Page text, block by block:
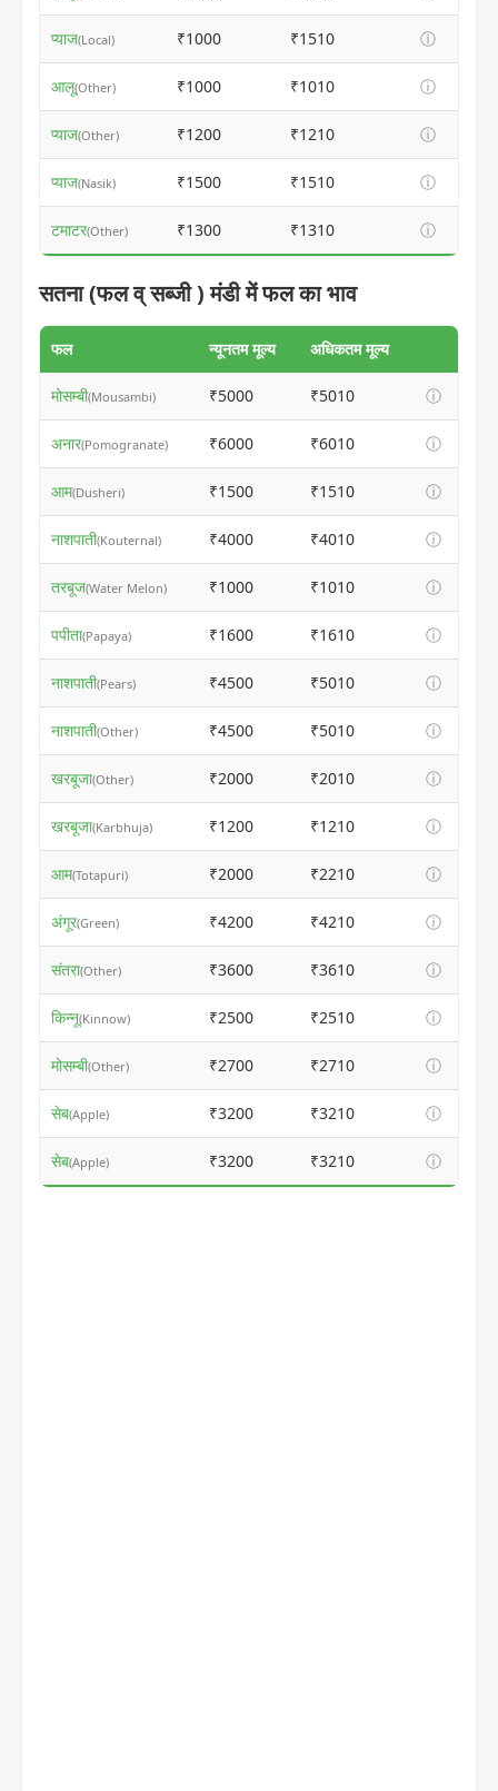
प्याज(Local) ₹1000 ₹1510 ⓘ
आलू(Other) ₹1000 ₹1010 ⓘ
प्याज(Other) ₹1200 ₹1210 ⓘ
प्याज(Nasik) ₹1500 ₹1510 ⓘ
टमाटर(Other) ₹1300 ₹1310 ⓘ
सतना (फल व् सब्जी ) मंडी में फल का भाव
फल न्यूनतम मूल्य अधिकतम मूल्य
मोसम्बी(Mousambi) ₹5000 ₹5010 ⓘ
अनार(Pomogranate) ₹6000 ₹6010 ⓘ
आम(Dusheri) ₹1500 ₹1510 ⓘ
नाशपाती(Kouternal) ₹4000 ₹4010 ⓘ
तरबूज(Water Melon) ₹1000 ₹1010 ⓘ
पपीता(Papaya) ₹1600 ₹1610 ⓘ
नाशपाती(Pears) ₹4500 ₹5010 ⓘ
नाशपाती(Other) ₹4500 ₹5010 ⓘ
खरबूजा(Other) ₹2000 ₹2010 ⓘ
खरबूजा(Karbhuja) ₹1200 ₹1210 ⓘ
आम(Totapuri) ₹2000 ₹2210 ⓘ
अंगूर(Green) ₹4200 ₹4210 ⓘ
संतरा(Other) ₹3600 ₹3610 ⓘ
किन्नू(Kinnow) ₹2500 ₹2510 ⓘ
मोसम्बी(Other) ₹2700 ₹2710 ⓘ
सेब(Apple) ₹3200 ₹3210 ⓘ
सेब(Apple) ₹3200 ₹3210 ⓘ